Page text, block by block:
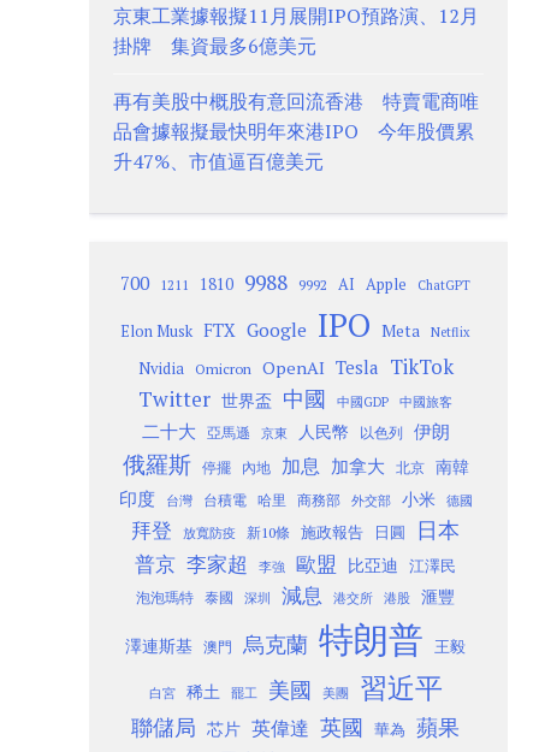
京東工業據報擬11月展開IPO預路演、12月
掛牌 集資最多6億美元
再有美股中概股有意回流香港 特賣電商唯
品會據報擬最快明年來港IPO 今年股價累
升47%、市值逼百億美元
700 1211 1810 9988 9992 AI Apple ChatGPT
Elon Musk FTX Google IPO Meta Netflix
Nvidia Omicron OpenAI Tesla TikTok
Twitter 世界盃 中國 中國GDP 中國旅客
二十大 亞馬遜 京東 人民幣 以色列 伊朗
俄羅斯 停擺 內地 加息 加拿大 北京
南韓
印度
台灣 台積電 哈里 商務部 外交部 小米 德國
拜登 放寬防疫 新10條 施政報告 日圓 日本
普京 李家超 李強 歐盟 比亞迪 江澤民
泡泡瑪特 泰國 深圳 減息 港交所 港股 滙豐
澤連斯基 澳門 烏克蘭 特朗普 王毅
白宮 稀土 罷工 美國 美團 習近平
聯儲局 芯片 英偉達 英國 華為 蘋果